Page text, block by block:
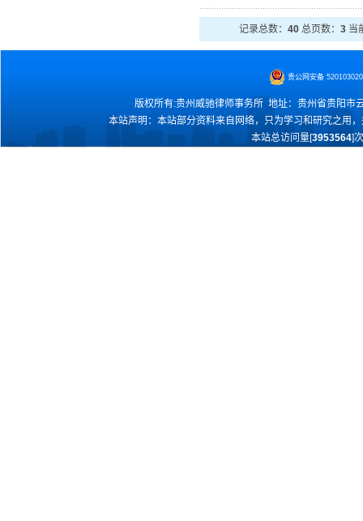
记录总数： 40 总页数： 3 当
贵公网安备
版权所有:贵州威驰律师事务所 地址：贵州省贵阳
本站声明：本站部分资料来自网络，只为学习和研究之用
本站总访问量[3953564]